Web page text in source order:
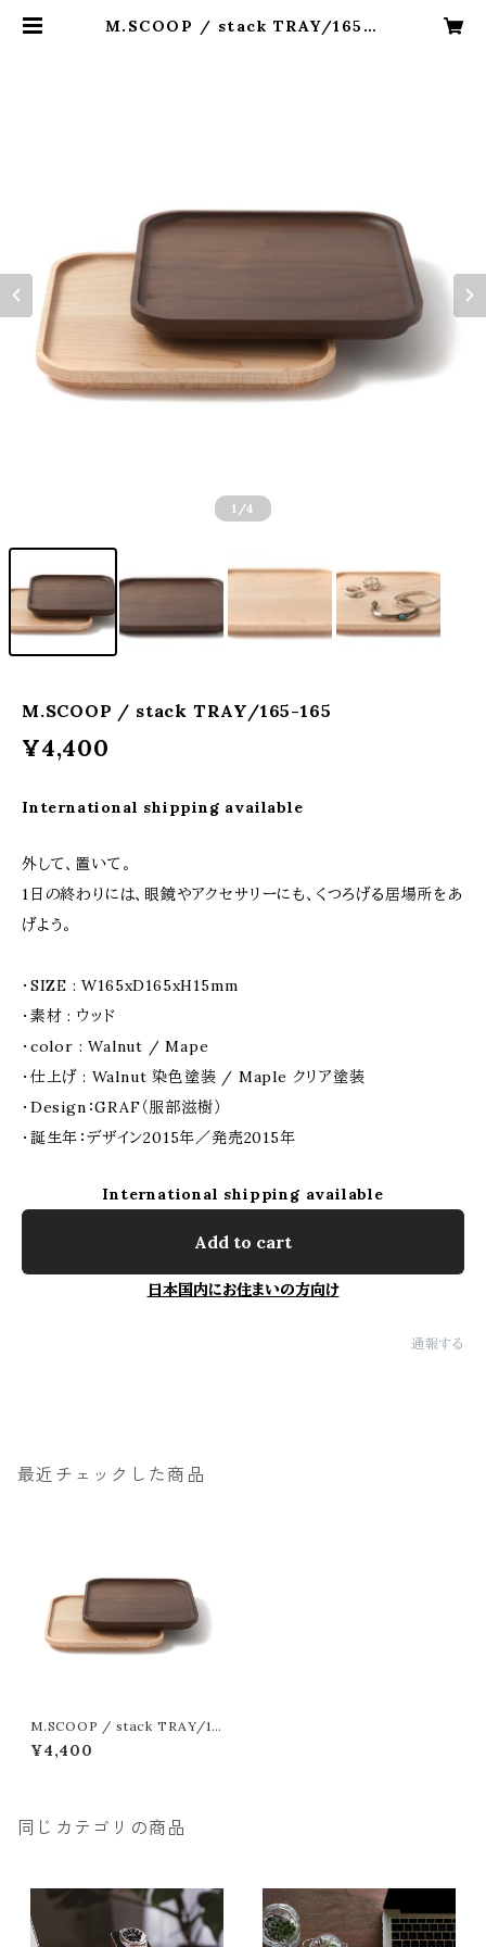
M.SCOOP / stack TRAY/165-1
1 /4
M.SCOOP / stack TRAY/165-165
¥4,400
International shipping available
外して、置いて。
1日の終わりには、眼鏡やアクセサリーにも、くつろげる居場所をあ
げよう。
・SIZE : W165xD165xH15mm
・素材 : ウッド
・color : Walnut / Mape
・仕上げ : Walnut 染色塗装 / Maple クリア塗装
・Design：GRAF（服部滋樹）
・誕生年：デザイン2015年／発売2015年
International shipping available
Add to cart
日本国内にお住まいの方向け
通報する
最近チェックした商品
M.SCOOP / stack TRAY/16
5-165
¥4,400
同じカテゴリの商品